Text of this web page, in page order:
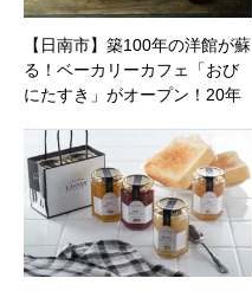
【日南市】築100年の洋館が蘇
る！ベーカリーカフェ「おび
にたすき」がオープン！20年
る空間へ